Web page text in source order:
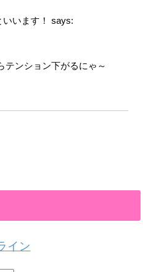
います！
says:
テンション下がるにゃ～
イン